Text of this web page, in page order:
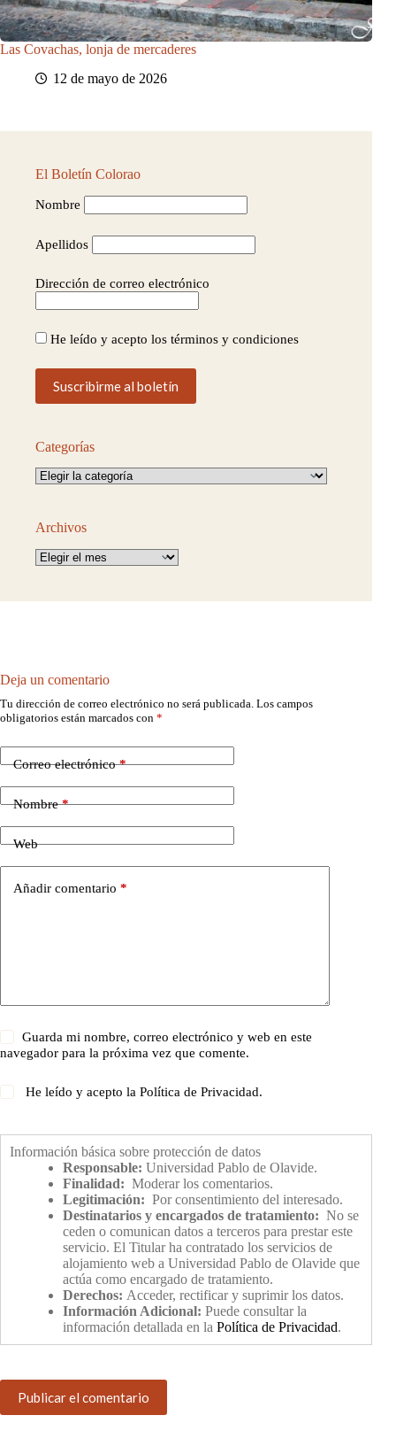
Las Covachas, lonja de mercaderes
12 de mayo de 2026
El Boletín Colorao
Nombre
Apellidos
Dirección de correo electrónico
He leído y acepto los términos y condiciones
Categorías
Categorías
Archivos
Archivos
Deja un comentario
Tu dirección de correo electrónico no será publicada. Los campos
obligatorios están marcados con *
Correo electrónico*
Nombre*
Web
Añadir comentario *
Guarda mi nombre, correo electrónico y web en este
navegador para la próxima vez que comente.
He leído y acepto laPolítica de Privacidad.
Información básica sobre protección de datos
Responsable: Universidad Pablo de Olavide.
Finalidad: Moderar los comentarios.
Legitimación: Por consentimiento del interesado.
Destinatarios y encargados de tratamiento: No se
ceden o comunican datos a terceros para prestar este
servicio. El Titular ha contratado los servicios de
alojamiento web a Universidad Pablo de Olavide que
actúa como encargado de tratamiento.
Derechos: Acceder, rectificar y suprimir los datos.
Información Adicional: Puede consultar la
información detallada en la Política de Privacidad.
Publicar el comentario